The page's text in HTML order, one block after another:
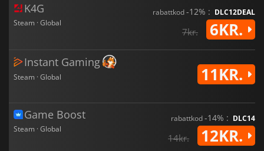
K4G
Steam · Global
rabattkod-12% : DLC12DEAL
7kr. 6KR.
Instant Gaming
Steam · Global 11KR.
Game Boost
Steam · Global
rabattkod-14% : DLC14
14kr. 12KR.